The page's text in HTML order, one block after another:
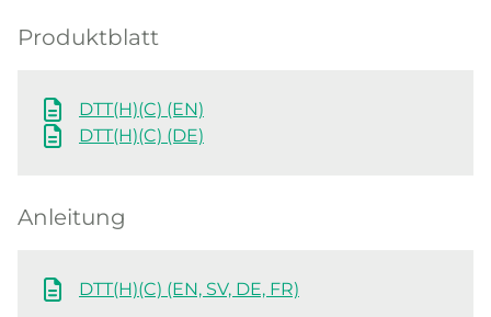
Produktblatt
DTT(H)(C) (EN)
DTT(H)(C) (DE)
Anleitung
DTT(H)(C) (EN, SV, DE, FR)